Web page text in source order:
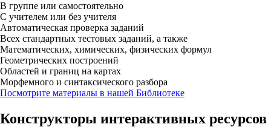
В группе или самостоятельно
С учителем или без учителя
Автоматическая проверка заданий
Всех стандартных тестовых заданий, а также
Математических, химических, физических формул
Геометрических построений
Областей и границ на картах
Морфемного и синтаксического разбора
Посмотрите материалы в нашей Библиотеке
Конструкторы интерактивных ресурсов